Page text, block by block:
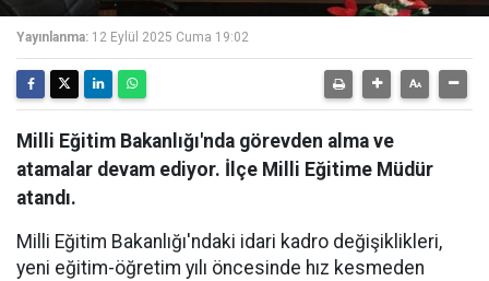
Yayınlanma: 12 Eylül 2025 Cuma 19:02
Milli Eğitim Bakanlığı'nda görevden alma ve
atamalar devam ediyor. İlçe Milli Eğitime Müdür
atandı.
Milli Eğitim Bakanlığı'ndaki idari kadro değişiklikleri,
yeni eğitim-öğretim yılı öncesinde hız kesmeden